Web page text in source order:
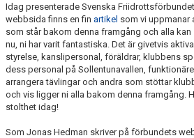
KALENDER
Idag presenterade Svenska
webbsida finns en fin artikel som vi uppmanar
som står bakom denna framgång och alla
nu, ni har varit fantastiska. Det är givetvis
styrelse, kanslipersonal, föräldrar, klubbens
dess personal på Sollentunavallen,
arrangera tävlingar och andra som stöttar
och vis ligger ni alla bakom denna framgång.
stolthet idag!
Som Jonas Hedman skriver på förbundets